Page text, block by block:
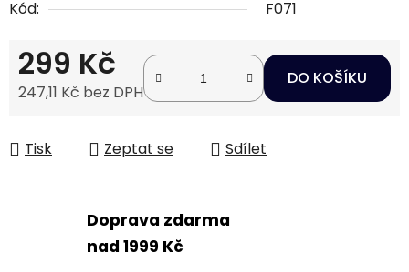
Kód:
F071
299 Kč
247,11 Kč bez DPH
DO KOŠÍKU
Tisk Zeptat se Sdílet
Doprava zdarma
nad 1999 Kč